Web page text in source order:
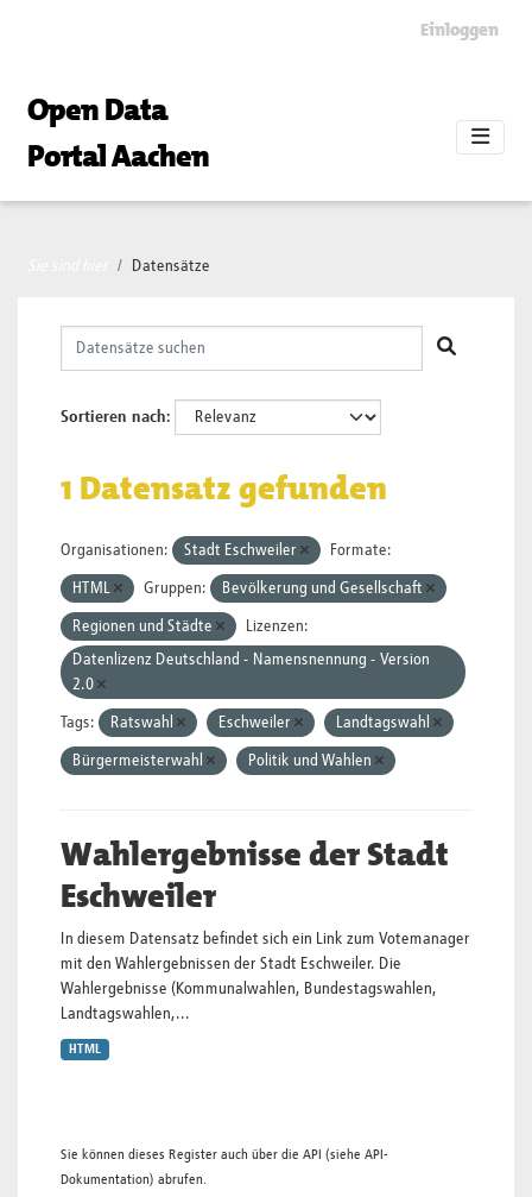
Einloggen
Open Data
Portal Aachen
Datensätze
Sortieren nach
1 Datensatz gefunden
Organisationen: Stadt Eschweiler Formate:
HTML Gruppen: Bevölkerung und Gesellschaft
Regionen und Städte
Lizenzen:
Datenlizenz Deutschland - Namensnennung - Version
2.0
Tags: Ratswahl Eschweiler Landtagswahl
Bürgermeisterwahl Politik und Wahlen
Wahlergebnisse der Stadt
Eschweiler
In diesem Datensatz befindet sich ein Link zum Votemanager
mit den Wahlergebnissen der Stadt Eschweiler. Die
Wahlergebnisse (Kommunalwahlen, Bundestagswahlen,
Landtagswahlen,...
HTML
Sie können dieses Register auch über die API (siehe API-
Dokumentation) abrufen.